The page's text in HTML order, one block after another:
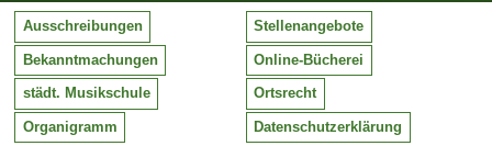
Ausschreibungen Stellenangebote
Bekanntmachungen Online-Bücherei
städt. Musikschule Ortsrecht
Organigramm Datenschutzerklärung